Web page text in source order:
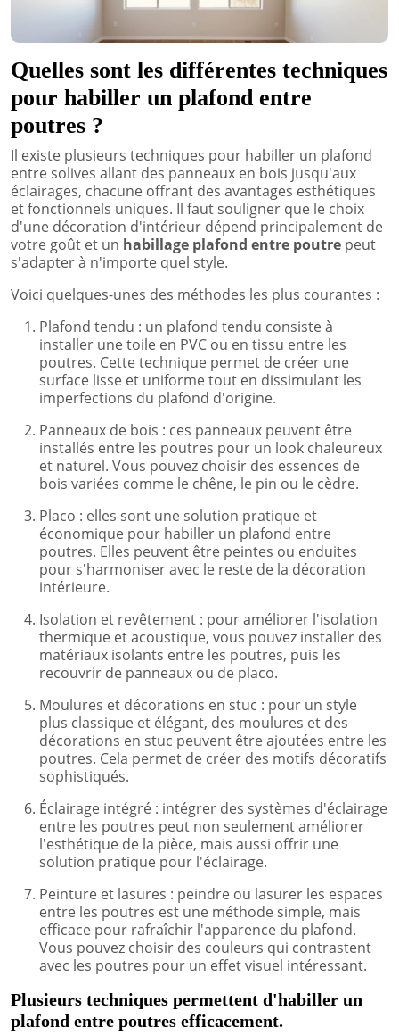
Quelles sont les différentes techniques
pour habiller un plafond entre
poutres ?
Il existe plusieurs techniques pour habiller un plafond
entre solives allant des panneaux en bois jusqu'aux
éclairages, chacune offrant des avantages esthétiques
et fonctionnels uniques. Il faut souligner que le choix
d'une décoration d'intérieur dépend principalement de
votre goût et un habillage plafond entre poutre peut
s'adapter à n'importe quel style.
Voici quelques-unes des méthodes les plus courantes :
Plafond tendu : un plafond tendu consiste à
installer une toile en PVC ou en tissu entre les
poutres. Cette technique permet de créer une
surface lisse et uniforme tout en dissimulant les
imperfections du plafond d'origine.
Panneaux de bois : ces panneaux peuvent être
installés entre les poutres pour un look chaleureux
et naturel. Vous pouvez choisir des essences de
bois variées comme le chêne, le pin ou le cèdre.
Placo : elles sont une solution pratique et
économique pour habiller un plafond entre
poutres. Elles peuvent être peintes ou enduites
pour s'harmoniser avec le reste de la décoration
intérieure.
Isolation et revêtement : pour améliorer l'isolation
thermique et acoustique, vous pouvez installer des
matériaux isolants entre les poutres, puis les
recouvrir de panneaux ou de placo.
Moulures et décorations en stuc : pour un style
plus classique et élégant, des moulures et des
décorations en stuc peuvent être ajoutées entre les
poutres. Cela permet de créer des motifs décoratifs
sophistiqués.
Éclairage intégré : intégrer des systèmes d'éclairage
entre les poutres peut non seulement améliorer
l'esthétique de la pièce, mais aussi offrir une
solution pratique pour l'éclairage.
Peinture et lasures : peindre ou lasurer les espaces
entre les poutres est une méthode simple, mais
efficace pour rafraîchir l'apparence du plafond.
Vous pouvez choisir des couleurs qui contrastent
avec les poutres pour un effet visuel intéressant.
Plusieurs techniques permettent d'habiller un
plafond entre poutres efficacement.